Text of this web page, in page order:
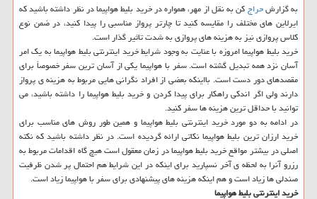
به گزارشحراجكن به نقل از مهر، همواره در خرید بلیط هواپیما در نظر داشته باشید كه
ایرلاین های مختلف را مقایسه كنید تا چارتر پرواز مناسبی را پیدا كنید، در ضمن نوع
كلاس پروازی نیز به هزینه های پروازی به شدت تاثیر گذار است.
خرید بلیط هواپیما امروزه با عنایت به وجود شرایط خرید اینترنتی بلیط هواپیما به یك امر
آسان نزد همه تبدیل گشته است. سفر با هواپیما یكی از آسان ترین سفر خصوصاً برای
مقصدهای دور دست است. بااینكه بعضی از افراد نگرانی هایی مربوط به هزینه ی پرواز
دارند ولی اگر اندكی راهكار برای پیدا كردن و خرید بلیط هواپیما را داشته باشید، می
توانید با حداقل ترین هزینه ها سفر كنید.
در ادامه به دو مورد خرید اینترنتی بلیط هواپیما و همین طور روش های مناسب برای
خرید ارزان ترین بلیط هواپیما نكاتی ارائه گردیده است. در نظر داشته باشید كه نكته
اصلی در بیشتر مواقع خرید بلیط هواپیما در زمان معقول است هیچ گاه اقدامات مربوط به
رزرو آنرا به لحظه ی آخر نسپارید برای اینكه در این شرایط هم احتمال پر شدن ظرفیت
صندلی ها زیاد است و هم اینكه هزینه های پیشنهادی برای سفر با هواپیما زیاد است.
خرید اینترنتی بلیط هواپیما